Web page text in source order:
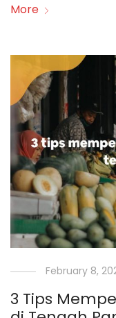
More
February 8,
3 Tips